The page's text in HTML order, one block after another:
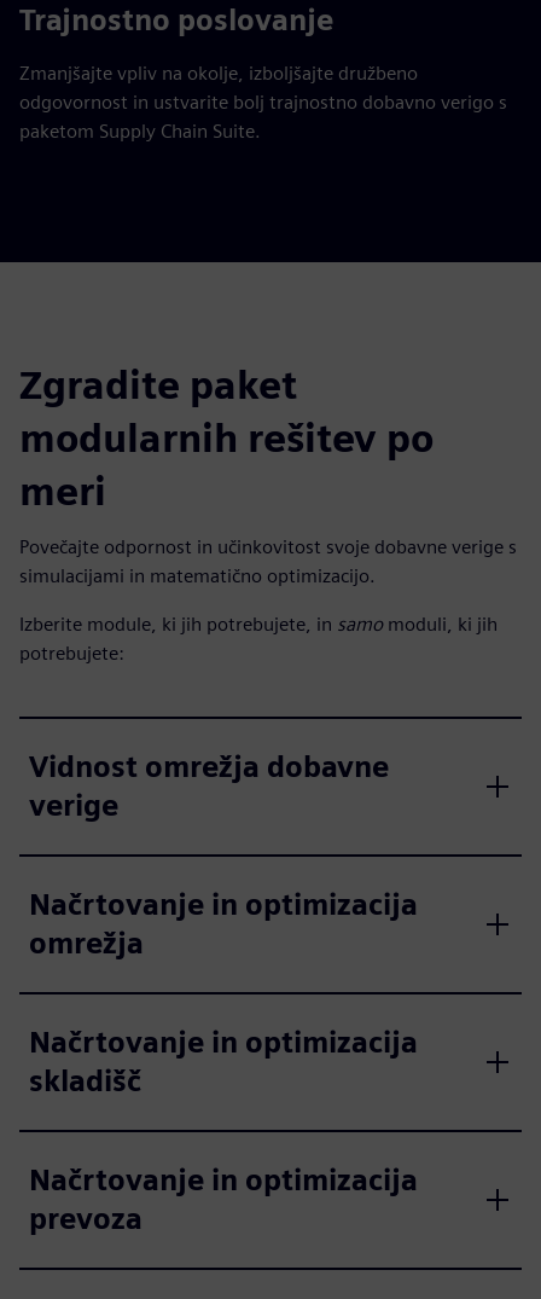
Trajnostno poslovanje
Zmanjšajte vpliv na okolje, izboljšajte družbeno
odgovornost in ustvarite bolj trajnostno dobavno verigo s
paketom Supply Chain Suite.
Zgradite paket
modularnih rešitev po
meri
Povečajte odpornost in učinkovitost svoje dobavne verige s
simulacijami in matematično optimizacijo.
Izberite module, ki jih potrebujete, in samomoduli, ki jih
potrebujete:
Vidnost omrežja dobavne
verige
Načrtovanje in optimizacija
omrežja
Načrtovanje in optimizacija
skladišč
Načrtovanje in optimizacija
prevoza